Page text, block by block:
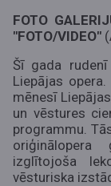
FOTO
"FOTO/VIDEO"
Šī gada
Liepājas
mēnesī
un vēstures
programmu.
oriģinālopera
izglītojoša
vēsturiska